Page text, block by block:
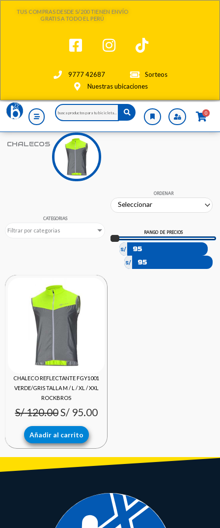
TUS COMPRAS DESDE S/200 TIENEN ENVÍO
GRATIS A TODO EL PERÚ
9777 42687
Sorteos
Nuestras ubicaciones
Search
...
0
CHALECOS
CATEGORIAS
Filtrar por categorias
ORDENAR
RANGO DE PRECIOS
s/
s/
CHALECO REFLECTANTE FGY1001
VERDE/GRIS TALLA M / L / XL / XXL
ROCKBROS
S/120.00
El
precio
original
era:
S/ 120.00.
S/95.00
El
Añadir al carrito